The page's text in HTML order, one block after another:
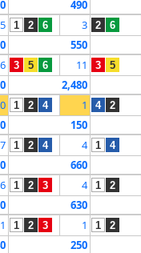
490
1 2 6 3 2 6
550
3 5 6 11 3 5
2,480
1 2 4 1 4 2
150
7 1 2 4 4 1 4
660
6 1 2 3 4 1 2
630
1 1 2 3 1 1 2
250